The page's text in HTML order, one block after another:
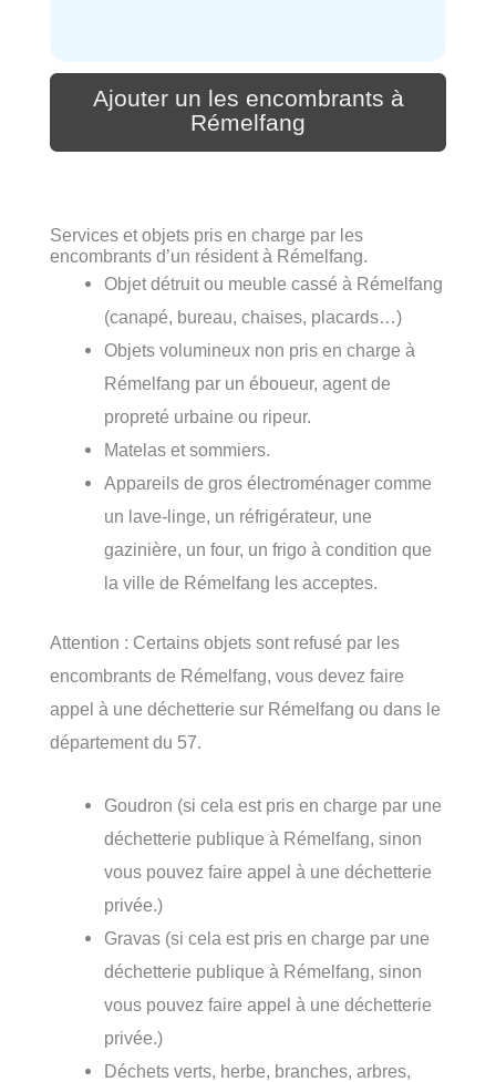
Ajouter un les encombrants à
Rémelfang
Services et objets pris en charge par les
encombrants d’un résident à Rémelfang.
Objet détruit ou meuble cassé à Rémelfang
(canapé, bureau, chaises, placards…)
Objets volumineux non pris en charge à
Rémelfang par un éboueur, agent de
propreté urbaine ou ripeur.
Matelas et sommiers.
Appareils de gros électroménager comme
un lave-linge, un réfrigérateur, une
gazinière, un four, un frigo à condition que
la ville de Rémelfang les acceptes.
Attention : Certains objets sont refusé par les
encombrants de Rémelfang, vous devez faire
appel à une déchetterie sur Rémelfang ou dans le
département du 57.
Goudron (si cela est pris en charge par une
déchetterie publique à Rémelfang, sinon
vous pouvez faire appel à une déchetterie
privée.)
Gravas (si cela est pris en charge par une
déchetterie publique à Rémelfang, sinon
vous pouvez faire appel à une déchetterie
privée.)
Déchets verts, herbe, branches, arbres,